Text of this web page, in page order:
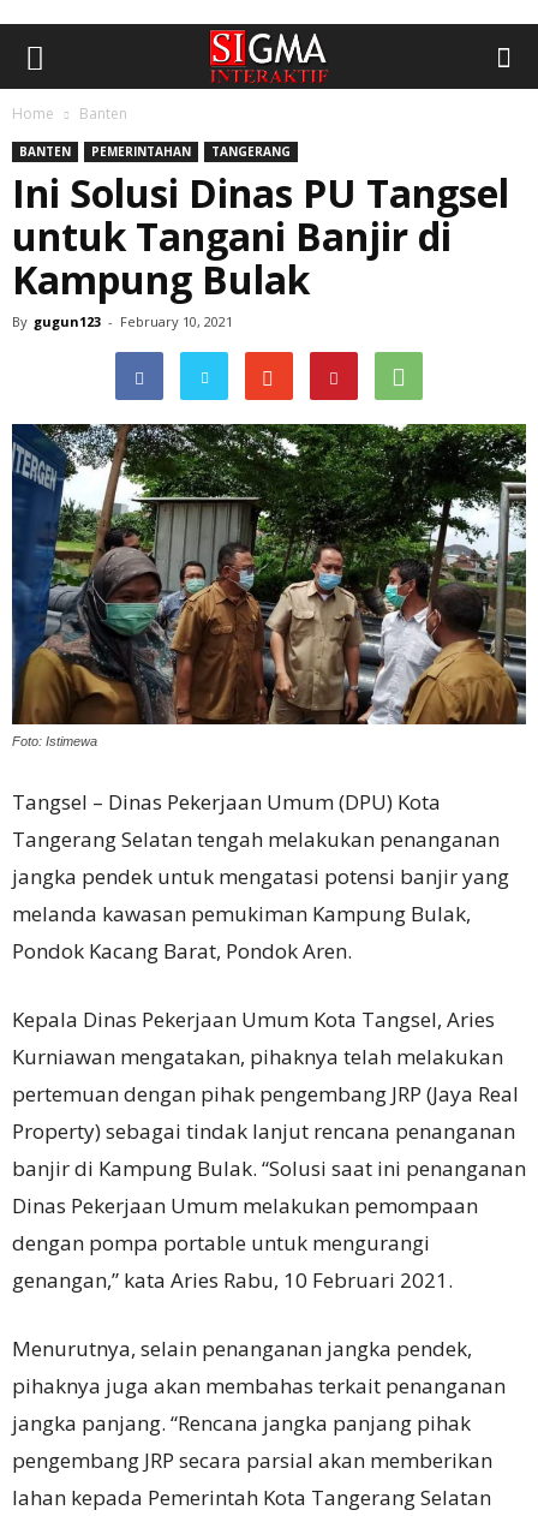
Home Banten
BANTEN PEMERINTAHAN TANGERANG
Ini Solusi Dinas PU Tangsel
untuk Tangani Banjir di
Kampung Bulak
By gugun123 - February 10, 2021
Foto: Istimewa
Tangsel – Dinas Pekerjaan Umum (DPU) Kota
Tangerang Selatan tengah melakukan penanganan
jangka pendek untuk mengatasi potensi banjir yang
melanda kawasan pemukiman Kampung Bulak,
Pondok Kacang Barat, Pondok Aren.
Kepala Dinas Pekerjaan Umum Kota Tangsel, Aries
Kurniawan mengatakan, pihaknya telah melakukan
pertemuan dengan pihak pengembang JRP (Jaya Real
Property) sebagai tindak lanjut rencana penanganan
banjir di Kampung Bulak. “Solusi saat ini penanganan
Dinas Pekerjaan Umum melakukan pemompaan
dengan pompa portable untuk mengurangi
genangan,” kata Aries Rabu, 10 Februari 2021.
Menurutnya, selain penanganan jangka pendek,
pihaknya juga akan membahas terkait penanganan
jangka panjang. “Rencana jangka panjang pihak
pengembang JRP secara parsial akan memberikan
lahan kepada Pemerintah Kota Tangerang Selatan